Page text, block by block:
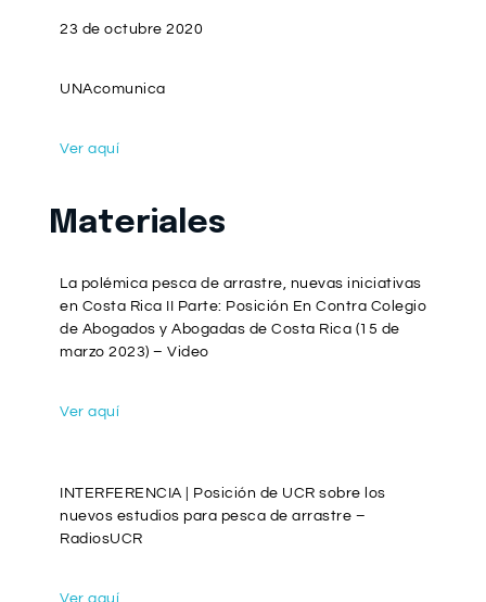
23 de octubre 2020
UNAcomunica
Ver aquí
Materiales
La polémica pesca de arrastre, nuevas iniciativas
en Costa Rica II Parte: Posición En Contra Colegio
de Abogados y Abogadas de Costa Rica (15 de
marzo 2023) – Video
Ver aquí
INTERFERENCIA | Posición de UCR sobre los
nuevos estudios para pesca de arrastre –
RadiosUCR
Ver aquí